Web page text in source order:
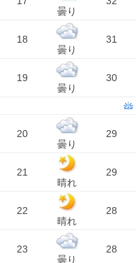
曇り
18
曇り
31
19
曇り
30
20
曇り
29
21
晴れ
29
22
晴れ
28
23
曇り
28